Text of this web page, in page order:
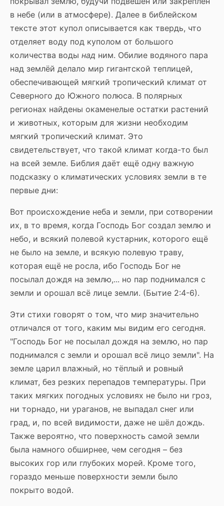
в небе (или в атмосфере). Далее в библейском
тексте этот купол описывается как твердь, что
отделяет воду под куполом от большого
количества воды над ним. Обилие водяного пара
над землёй делало мир гигантской теплицей,
обеспечивающей мягкий тропический климат от
Северного до Южного полюса. В полярных
регионах найдены окаменелые остатки растений
и животных, которым для жизни необходим
мягкий тропический климат. Это
свидетельствует, что такой климат когда-то был
на всей земле. Библия даёт ещё одну важную
подсказку о климатических условиях земли в те
первые дни:
Вот происхождение неба и земли, при сотворении
их, в то время, когда Господь Бог создал землю и
небо, и всякий полевой кустарник, которого ещё
не было на земле, и всякую полевую траву,
которая ещё не росла, ибо Господь Бог не
посылал дождя на землю,... но пар поднимался с
земли и орошал всё лице земли. (Бытие 2:4-6).
Эти стихи говорят о том, что мир значительно
отличался от того, каким мы видим его сегодня.
"Господь Бог не посылал дождя на землю, но пар
поднимался с земли и орошал всё лицо земли". На
земле царил влажный, но тёплый и ровный
климат, без резких перепадов температуры. При
таких мягких погодных условиях не было ни гроз,
ни торнадо, ни ураганов, не выпадал снег или
град, и, по всей видимости, даже не шёл дождь.
Также вероятно, что поверхность самой земли
была намного обширнее, чем сегодня – без
высоких гор или глубоких морей. Кроме того,
гораздо меньше поверхности земли было
покрыто водой.